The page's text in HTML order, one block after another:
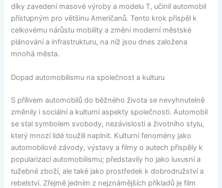
díky zavedení masové výroby a modelu T, učinil automobil
přístupným pro většinu Američanů. Tento krok přispěl k
celkovému nárůstu mobility a změní moderní městské
plánování a infrastrukturu, na níž jsou dnes založena
mnohá města.
Dopad automobilismu na společnost a kulturu
S přílivem automobilů do běžného života se nevyhnutelně
změnily i sociální a kulturní aspekty společnosti. Automobil
se stal symbolem svobody, nezávislosti a životního stylu,
který mnozí lidé toužili naplnit. Kulturní fenomény jako
automobilové závody, výstavy a filmy o autech přispěly k
popularizaci automobilismu; představily ho jako luxusní a
tužebné zboží, ale také jako prostředek k dobrodružství a
rebelství. Zřejmě jedním z nejznámějších příkladů je film